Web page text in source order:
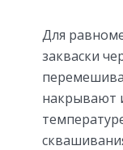
Для
закваски
накрывают